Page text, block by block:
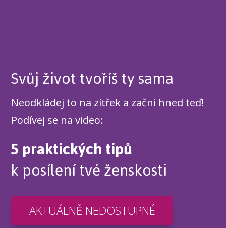
Svůj život tvoříš ty sama
Neodkládej to na zítřek a začni hned teď!
Podívej se na video:
5 praktických tipů
k posílení tvé ženskosti
AKTUÁLNĚ NEDOSTUPNÉ